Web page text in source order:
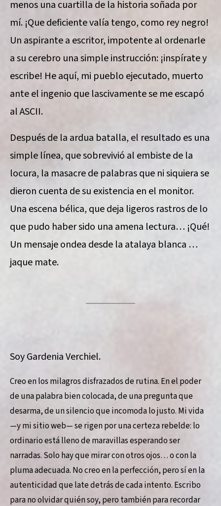
menos una cuartilla de la historia soñada por
mí. ¡Que deficiente valía tengo, como rey negro!
Un aspirante a escritor, impotente al ordenarle
a su cerebro una simple instrucción: ¡inspírate y
escribe! He aquí, mi pueblo ejecutado, muerto
ante el ingenio que lascivamente se me escapó
al ASCII.
Después de la ardua batalla, el resultado es una
simple línea, que sobrevivió al embiste de la
locura, la masacre de palabras que ni siquiera se
dieron cuenta de su existencia en el monitor.
Una escena bélica, que deja ligeros rastros de lo
que pudo haber sido una amena lectura… ¡Qué!
Un mensaje ondea desde la atalaya blanca …
jaque mate.
Soy Gardenia Verchiel.
Creo en los milagros disfrazados de rutina. En el poder
de una palabra bien colocada, de una pregunta que
desarma, de un silencio que incomoda lo justo. Mi vida
—y mi sitio web— se rigen por una certeza rebelde: lo
ordinario está lleno de maravillas esperando ser
narradas. Solo hay que mirar con otros ojos… o con la
pluma adecuada. No creo en la perfección, pero sí en la
autenticidad que late detrás de cada intento. Escribo
para no olvidar quién soy, pero también para recordar